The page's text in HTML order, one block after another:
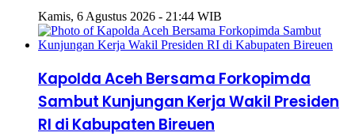
Kamis, 6 Agustus 2026 - 21:44 WIB
Kapolda Aceh Bersama Forkopimda
Sambut Kunjungan Kerja Wakil Presiden
RI di Kabupaten Bireuen